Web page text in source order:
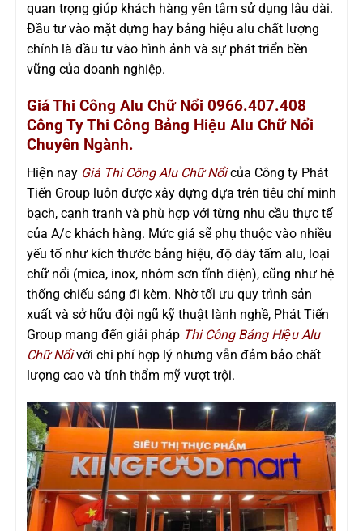
quan trọng giúp khách hàng yên tâm sử dụng lâu dài.
Đầu tư vào mặt dựng hay bảng hiệu alu chất lượng
chính là đầu tư vào hình ảnh và sự phát triển bền
vững của doanh nghiệp.
Giá Thi Công Alu Chữ Nổi 0966.407.408
Công TyThi Công Bảng Hiệu Alu Chữ Nổi
Chuyên Ngành.
Hiện nay Giá Thi Công Alu Chữ Nổicủa Công ty Phát
Tiến Group luôn được xây dựng dựa trên tiêu chí minh
bạch, cạnh tranh và phù hợp với từng nhu cầu thực tế
của A/c khách hàng. Mức giá sẽ phụ thuộc vào nhiều
yếu tố như kích thước bảng hiệu, độ dày tấm alu, loại
chữ nổi (mica, inox, nhôm sơn tĩnh điện), cũng như hệ
thống chiếu sáng đi kèm. Nhờ tối ưu quy trình sản
xuất và sở hữu đội ngũ kỹ thuật lành nghề, Phát Tiến
Group mang đến giải pháp Thi Công Bảng Hiệu Alu
Chữ Nổivới chi phí hợp lý nhưng vẫn đảm bảo chất
lượng cao và tính thẩm mỹ vượt trội.